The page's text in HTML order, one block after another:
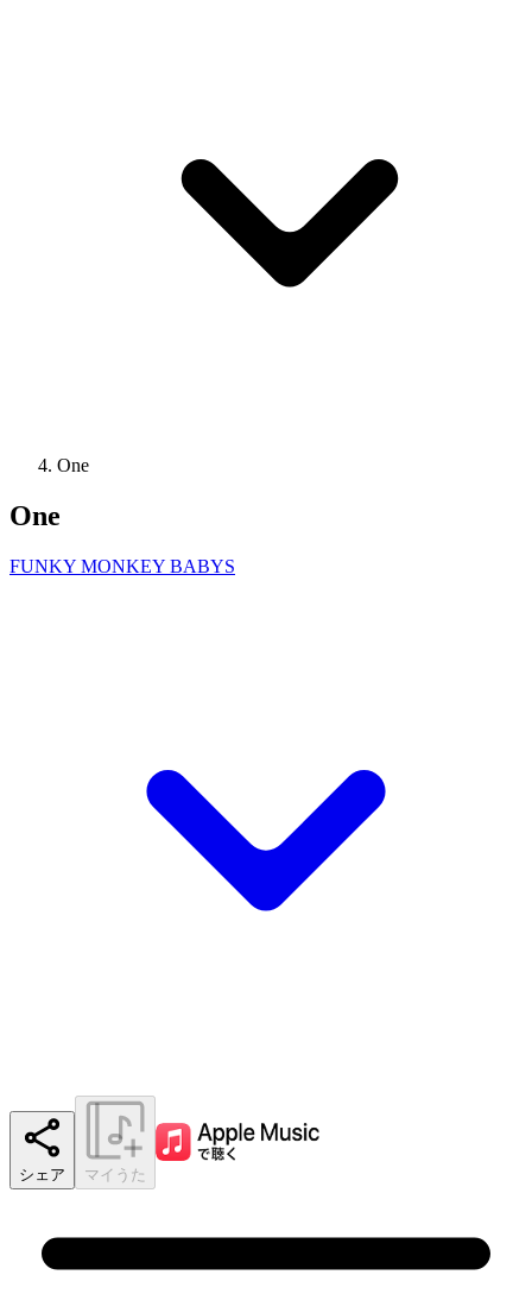
One
One
FUNKY MONKEY BABYS
シェア マイうた